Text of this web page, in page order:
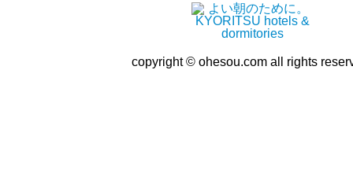
copyright © ohesou.com all rights